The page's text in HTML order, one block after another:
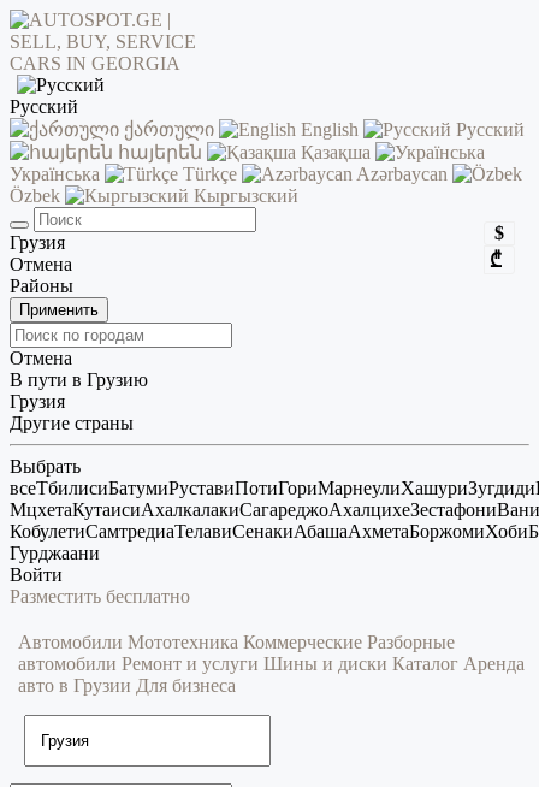
Русский
ქართული
English
Русский
հայերեն
Қазақша
Українська
Türkçe
Azərbaycan
Özbek
Кыргызский
$
₾
Грузия
Отмена
Районы
Применить
Отмена
В пути в Грузию
Грузия
Другие страны
Выбрать
всеТбилисиБатумиРуставиПотиГориМарнеулиХашуриЗугдиди
МцхетаКутаисиАхалкалакиСагареджоАхалцихеЗестафониВани
КобулетиСамтредиаТелавиСенакиАбашаАхметаБоржомиХоби
Гурджаани
Войти
Разместить бесплатно
Автомобили Мототехника Коммерческие Разборные
автомобили Ремонт и услуги Шины и диски Каталог Аренда
авто в Грузии Для бизнеса